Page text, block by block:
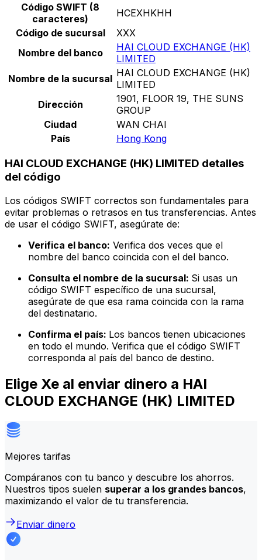
Código SWIFT (8
caracteres)
HCEXHKHH
Código de sucursal
XXX
Nombre del banco
HAI CLOUD EXCHANGE (HK)
LIMITED
Nombre de la sucursal HAI CLOUD EXCHANGE (HK)
LIMITED
Dirección
1901, FLOOR 19, THE SUNS
GROUP
Ciudad
WAN CHAI
País
Hong Kong
HAI CLOUD EXCHANGE (HK) LIMITED detalles
del código
Los códigos SWIFT correctos son fundamentales para
evitar problemas o retrasos en tus transferencias. Antes
de usar el código SWIFT, asegúrate de:
Verifica el banco: Verifica dos veces que el
nombre del banco coincida con el del banco.
Consulta el nombre de la sucursal: Si usas un
código SWIFT específico de una sucursal,
asegúrate de que esa rama coincida con la rama
del destinatario.
Confirma el país: Los bancos tienen ubicaciones
en todo el mundo. Verifica que el código SWIFT
corresponda al país del banco de destino.
Elige Xe al enviar dinero a HAI
CLOUD EXCHANGE (HK) LIMITED
Mejores tarifas
Compáranos con tu banco y descubre los ahorros.
Nuestros tipos suelen superar a los grandes bancos,
maximizando el valor de tu transferencia.
Enviar dinero